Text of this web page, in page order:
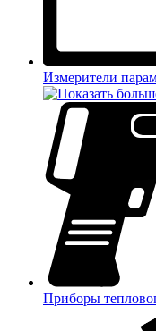
Измерители
Приборы